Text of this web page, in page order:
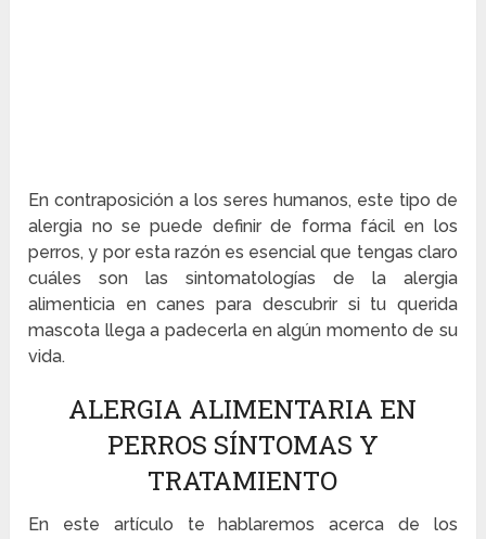
En contraposición a los seres humanos, este tipo de
alergia no se puede definir de forma fácil en los
perros, y por esta razón es esencial que tengas claro
cuáles son las sintomatologías de la alergia
alimenticia en canes para descubrir si tu querida
mascota llega a padecerla en algún momento de su
vida.
ALERGIA ALIMENTARIA EN
PERROS SÍNTOMAS Y
TRATAMIENTO
En este artículo te hablaremos acerca de los